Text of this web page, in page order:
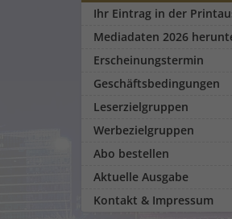
Ihr Eintrag in der
Mediadaten 2026
Erscheinungstermin
Geschäftsbedingungen
Leserzielgruppen
Werbezielgruppen
Abo bestellen
Aktuelle Ausgabe
Kontakt & Impressum